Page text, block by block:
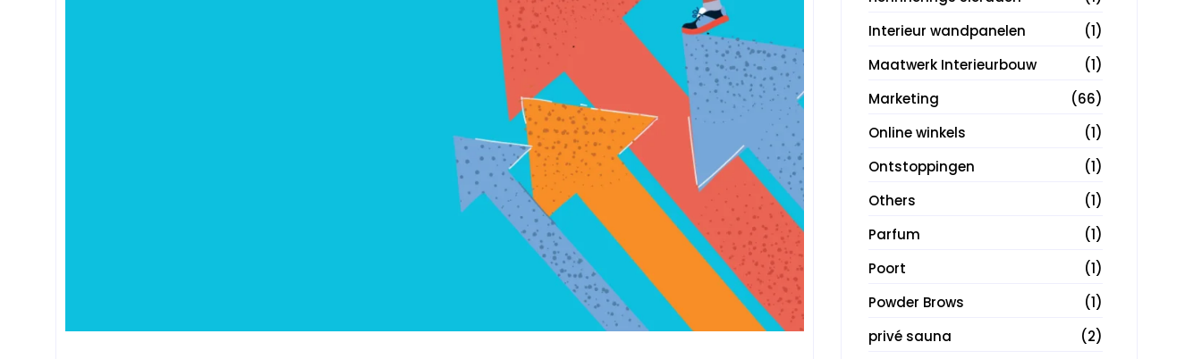
Interieur wandpanelen
(1)
Maatwerk Interieurbouw
(1)
Marketing
(66)
Online winkels
(1)
Ontstoppingen
(1)
Others
(1)
Parfum
(1)
Poort
(1)
Powder Brows
(1)
privé sauna
(2)